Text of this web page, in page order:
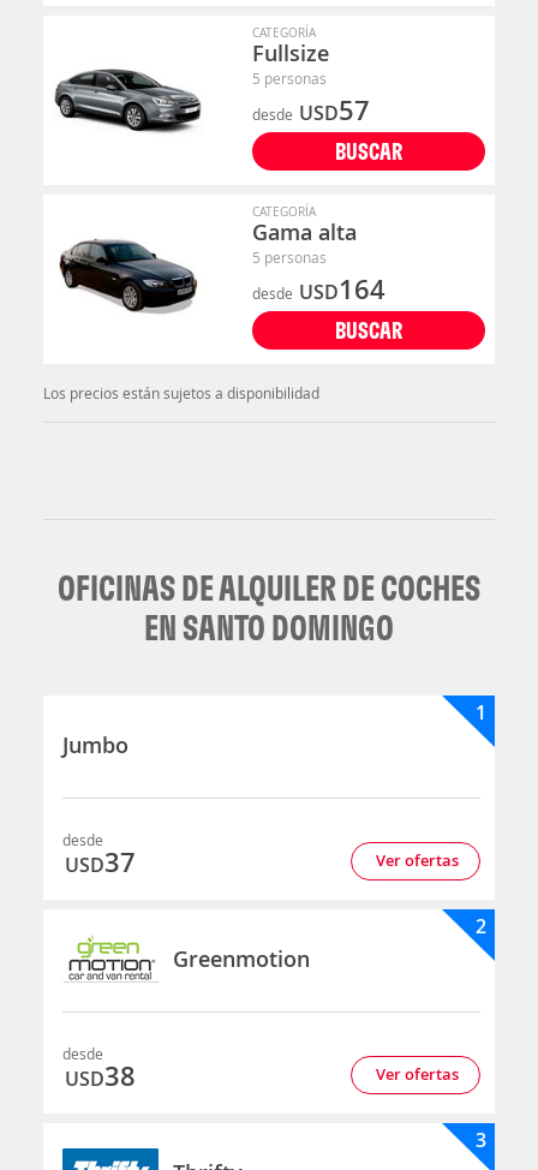
CATEGORÍA
Fullsize
5 personas
desde USD57
BUSCAR
CATEGORÍA
Gama alta
5 personas
desde USD164
BUSCAR
Los precios están sujetos a disponibilidad
OFICINAS DE ALQUILER DE COCHES
EN SANTO DOMINGO
Jumbo
1
desde
USD37 Ver ofertas
Greenmotion
2
desde
USD38 Ver ofertas
3